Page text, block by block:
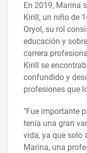
En 2019, Marina
Kirill, un niño de
Oryol, su rol
educación y
carrera
Kirill se
confundido y
profesiones que
"Fue importante
tenía una gran
vida, ya que solo
Marina, una